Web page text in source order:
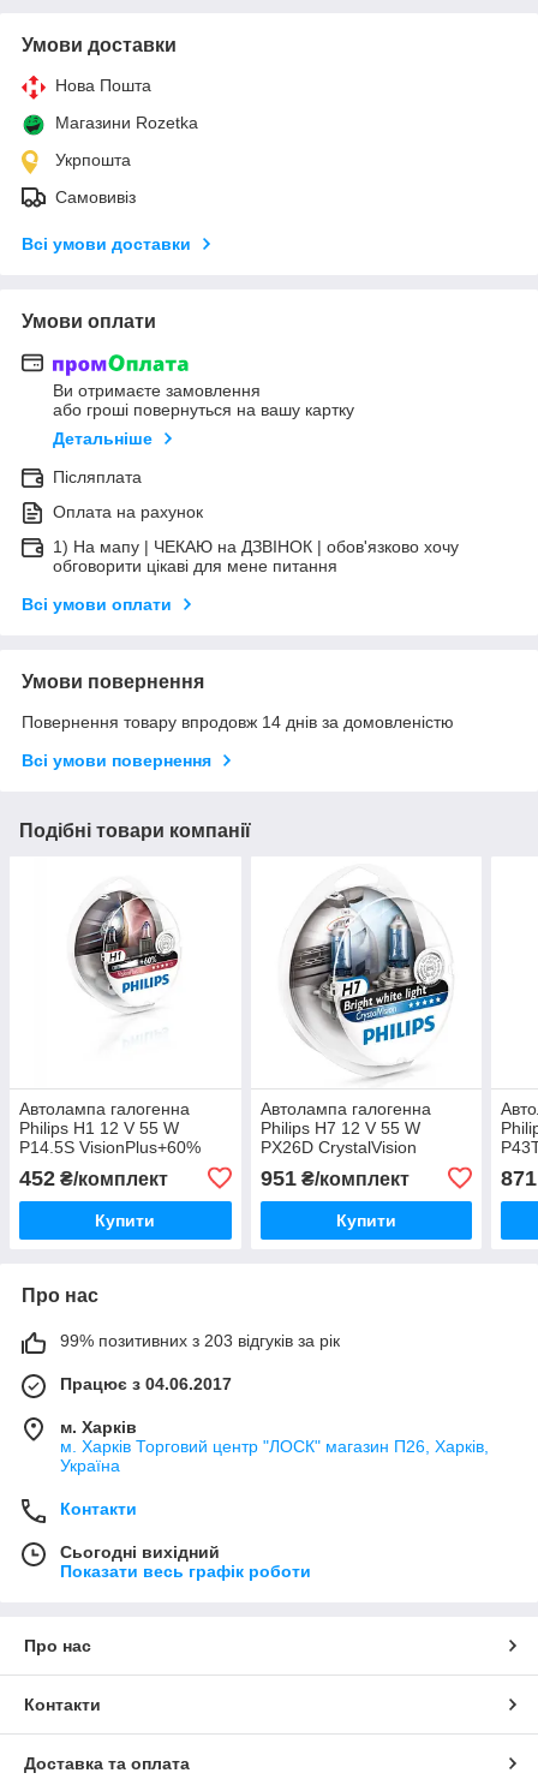
Умови доставки
Нова Пошта
Магазини Rozetka
Укрпошта
Самовивіз
Всі умови доставки
Умови оплати
Ви отримаєте замовлення
або гроші повернуться на вашу картку
Детальніше
Післяплата
Оплата на рахунок
1) На мапу | ЧЕКАЮ на ДЗВІНОК | обов'язково хочу
обговорити цікаві для мене питання
Всі умови оплати
Умови повернення
Повернення товару впродовж 14 днів за домовленістю
Всі умови повернення
Подібні товари компанії
Автолампа галогенна
Philips H1 12 V 55 W
P14.5S VisionPlus+60%
(Set — 2 pcs.) 12258VPS2
452 ₴/комплект
Купити
Автолампа галогенна
Philips H7 12 V 55 W
PX26D CrystalVision
2H7+2W5W (Set- 4 pcs.)
12972CVS2
951₴/комплект
Купити
871
Про нас
99% позитивних з 203 відгуків за рік
Працює з 04.06.2017
м. Харків
м. Харків Торговий центр "ЛОСК" магазин П26, Харків,
Україна
Контакти
Сьогодні вихідний
Показати весь графік роботи
Про нас
Контакти
Доставка та оплата